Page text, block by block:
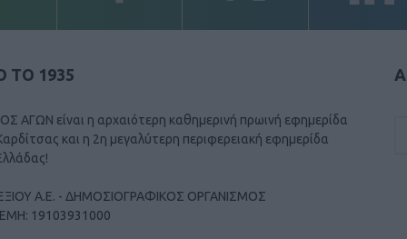
ΤΟ 1935
ΑΓΩΝ είναι η αρχαιότερη καθημερινή πρωινή εφημερίδα
και η 2η μεγαλύτερη περιφερειακή εφημερίδα
Α.Ε. - ΔΗΜΟΣΙΟΓΡΑΦΙΚΟΣ ΟΡΓΑΝΙΣΜΟΣ
19103931000